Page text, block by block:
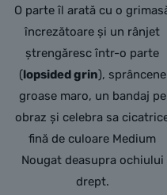
O parte îl arată cu o
încrezătoare și un rânjet
ștrengăresc într-o parte
(lopsided grin), sprâncene
groase maro, un bandaj pe
obraz și celebra sa
fină de culoare Medium
Nougat deasupra ochiului
drept.